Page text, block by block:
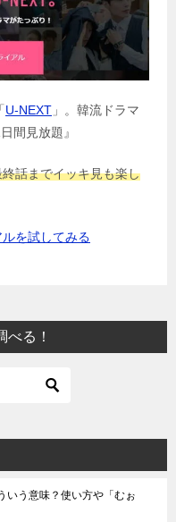
U-NEXT 」。韓流ドラマ
間見放題』
話までイッキ見も楽し
ルを試してみる
る！
いう意味？使い方や「むぉ